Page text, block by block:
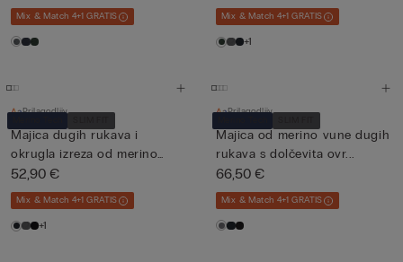
Mix & Match 4+1 GRATIS Mix & Match 4+1 GRATIS
+1
Prilagodljiv
Majica dugih rukava i
okrugla izreza od merino
vun...
52,90 €
Mix & Match 4+1 GRATIS
+1
Prilagodljiv
Majica od merino vune dugih
rukava s dolčevita ovr...
66,50 €
Mix & Match 4+1 GRATIS